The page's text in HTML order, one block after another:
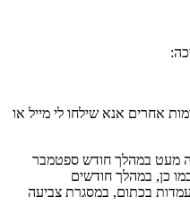
אנא שילחו לי מייל או
על 784 הוזזה מעט במהלך חודש ספטמבר
במהלך חודשים
שתי העמדות בכתום, במסגרת צביעה